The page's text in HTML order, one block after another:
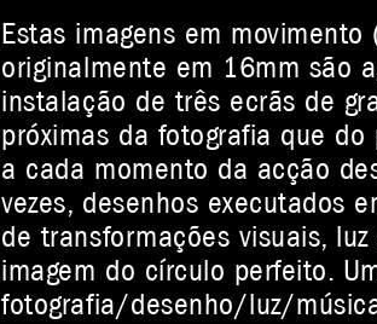
Estas imagens em
originalmente em 16mm são
instalação de três ecrãs de
próximas da fotografia que
a cada momento da acção
vezes, desenhos executados
de transformações visuais,
imagem do círculo perfeito.
fotografia/desenho/luz/